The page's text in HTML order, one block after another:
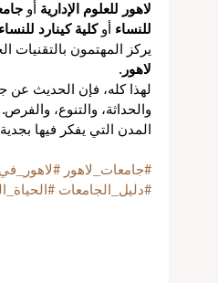
لاهور للعلوم الإدارية أو
للنساء أو كلية كينارد للنساء
يركز المهتمون بالتقنيات
لاهور .
لهذا كله، فإن الحديث عن
والحداثة، والتنوع،
المدن التي يفكر فيها
#جامعات_لاهور
#دليل_الجامعات